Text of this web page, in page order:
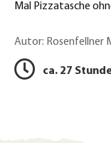
Mal Pizzatasche
Autor: Rosenfellner
ca. 27